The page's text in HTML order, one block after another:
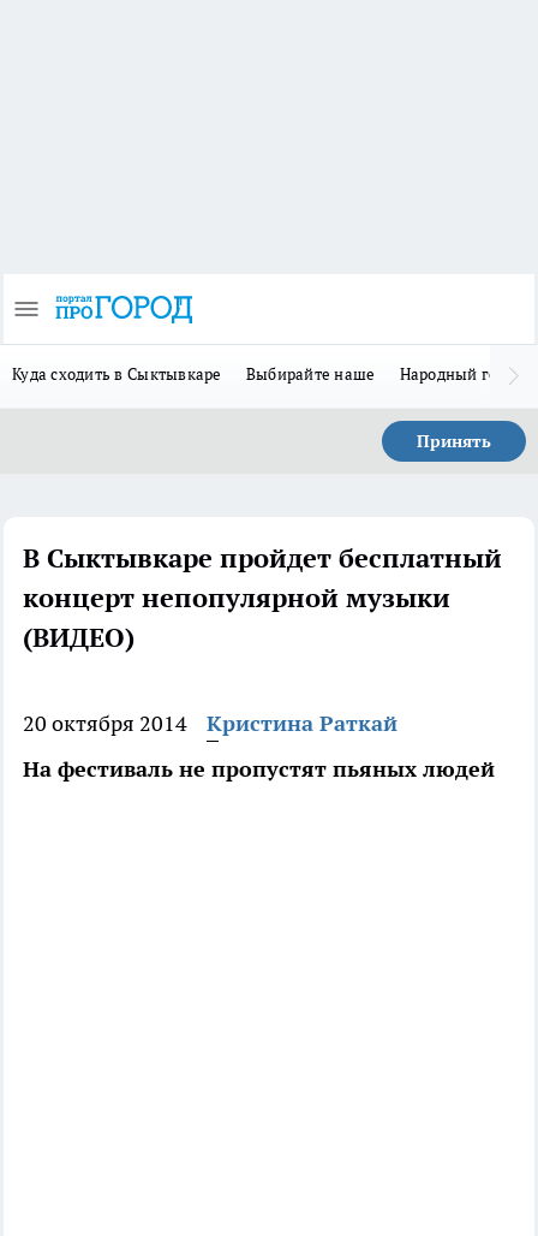
Куда сходить в Сыктывкаре Выбирайте наше Народный герой
Принять
В Сыктывкаре пройдет бесплатный
концерт непопулярной музыки
(ВИДЕО)
20 октября 2014
Кристина Раткай
На фестиваль не пропустят пьяных людей